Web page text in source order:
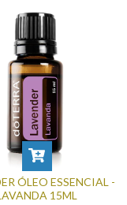
ÓLEO ESSENCIAL -
15ML